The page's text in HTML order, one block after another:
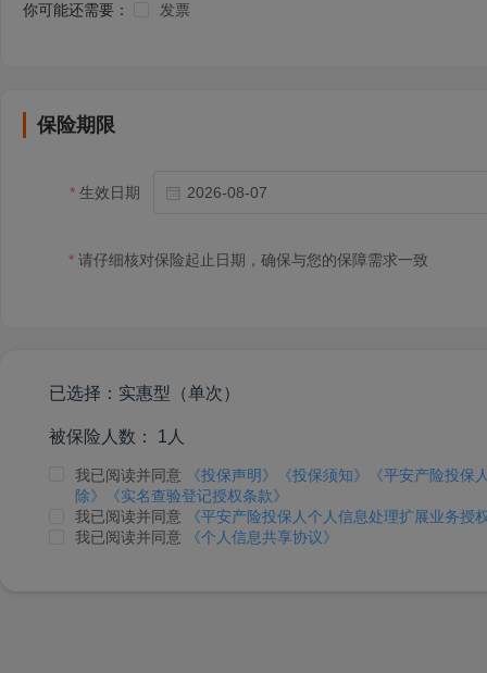
你可能还需要： 发票
保险期限
生效日期
请仔细核对保险起止日期，确保与您的保障需求一致
已选择： 实惠型（单次）
被保险人数： 1人
我已阅读并同意 《投保声明》 《投保须知》
《平安产险投保
除》
《实名查验登记授权条款》
我已阅读并同意
《平安产险投保人个人信息处理扩展业务授
我已阅读并同意
《个人信息共享协议》